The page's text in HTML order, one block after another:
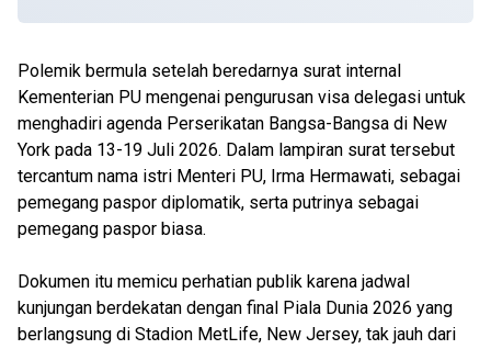
Polemik bermula setelah beredarnya surat internal
Kementerian PU mengenai pengurusan visa delegasi untuk
menghadiri agenda Perserikatan Bangsa-Bangsa di New
York pada 13-19 Juli 2026. Dalam lampiran surat tersebut
tercantum nama istri Menteri PU, Irma Hermawati, sebagai
pemegang paspor diplomatik, serta putrinya sebagai
pemegang paspor biasa.
Dokumen itu memicu perhatian publik karena jadwal
kunjungan berdekatan dengan final Piala Dunia 2026 yang
berlangsung di Stadion MetLife, New Jersey, tak jauh dari